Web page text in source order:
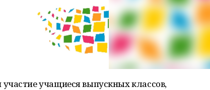
учащиеся выпускных классов,